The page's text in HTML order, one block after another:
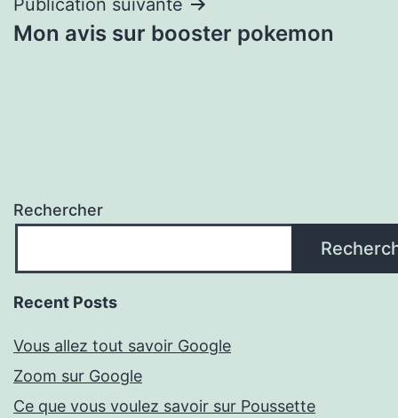
Mon avis sur booster pokemon
Rechercher
Recent Posts
Vous allez tout savoir Google
Zoom sur Google
Ce que vous voulez savoir sur Poussette